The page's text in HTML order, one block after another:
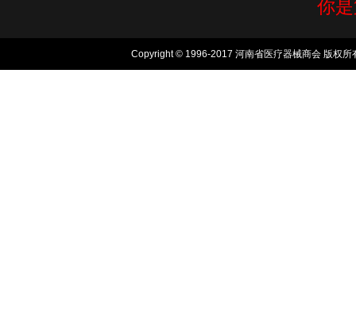
你
Copyright © 1996-2017 河南省医疗器械商会 版权